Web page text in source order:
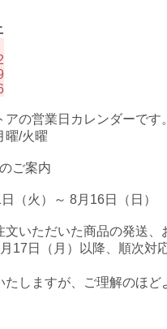
の営業日カレンダーです。
曜/火曜
ご案内
（火）～ 8月16日（日）
文いただいた商品の発送、
17日（月）以降、順次対
たしますが、ご理解のほど